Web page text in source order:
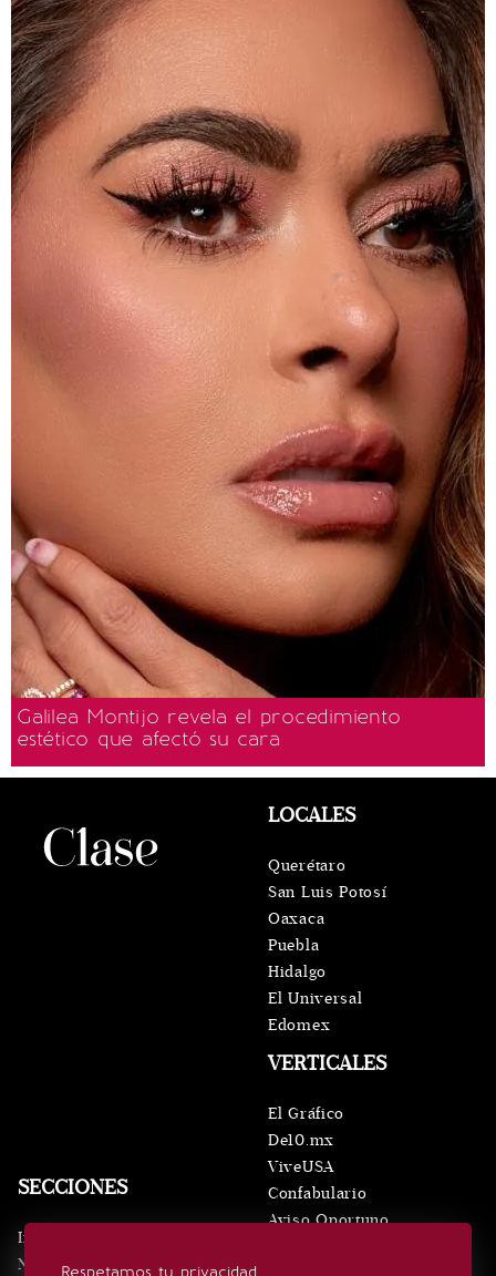
Galilea Montijo revela el procedimiento
estético que afectó su cara
Respetamos tu privacidad
SECCIONES
Inicio
Noticias
VERTICALES
El Gráfico
De10.mx
ViveUSA
Confabulario
Aviso Oportuno
LOCALES
Querétaro
San Luis Potosí
Oaxaca
Puebla
Hidalgo
El Universal
Edomex